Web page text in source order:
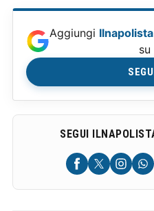
Aggiungi
su
SEGUI